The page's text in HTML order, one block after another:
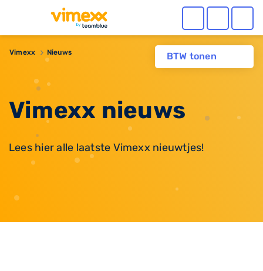
BTW tonen
Vimexx Nieuws
Vimexx nieuws
Lees hier alle laatste Vimexx nieuwtjes!